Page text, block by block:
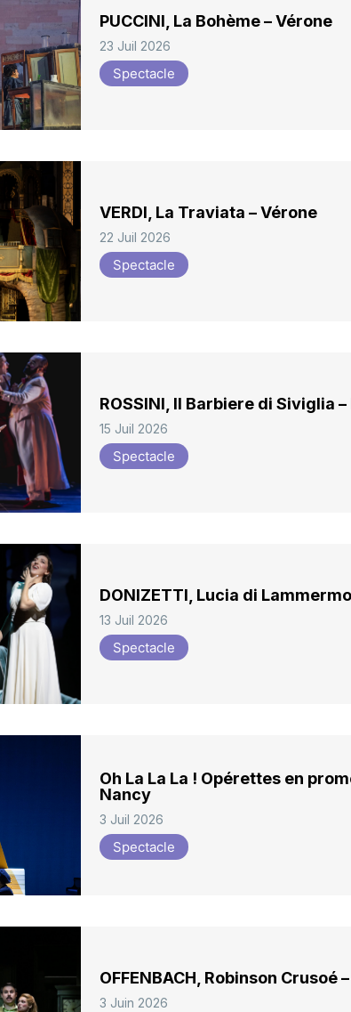
PUCCINI, La Bohème – Vérone
23 Juil 2026
Spectacle
VERDI, La Traviata – Vérone
22 Juil 2026
Spectacle
ROSSINI, Il Barbiere di Siviglia
15 Juil 2026
Spectacle
DONIZETTI, Lucia di
13 Juil 2026
Spectacle
Oh La La La ! Opérettes en
Nancy
3 Juil 2026
Spectacle
OFFENBACH, Robinson Crusoé
3 Juin 2026